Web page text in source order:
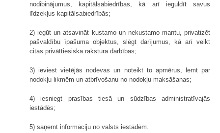
nodibinājumus, kapitālsabiedrības, kā arī ieguldīt savus
līdzekļus kapitālsabiedrībās;
2) iegūt un atsavināt kustamo un nekustamo mantu, privatizēt
pašvaldību īpašuma objektus, slēgt darījumus, kā arī veikt
citas privāttiesiska rakstura darbības;
3) ieviest vietējās nodevas un noteikt to apmērus, lemt par
nodokļu likmēm un atbrīvošanu no nodokļu maksāšanas;
4) iesniegt prasības tiesā un sūdzības administratīvajās
iestādēs;
5) saņemt informāciju no valsts iestādēm.